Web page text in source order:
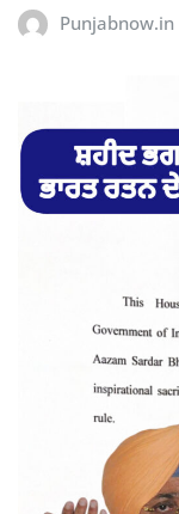
Punjabnow.in